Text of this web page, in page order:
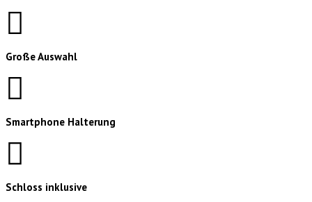
Große Auswahl
Smartphone Halterung
Schloss inklusive